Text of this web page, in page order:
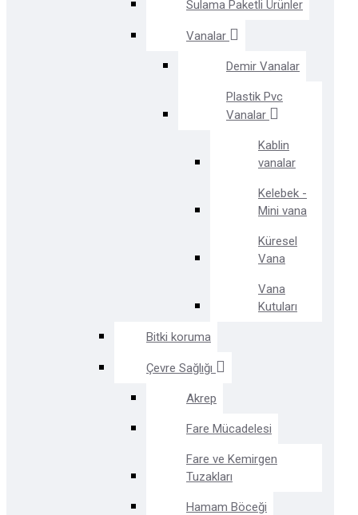
Sulama Paketli Ürünler
Vanalar
Demir Vanalar
Plastik Pvc
Vanalar
Kablin
vanalar
Kelebek -
Mini vana
Küresel
Vana
Vana
Kutuları
Bitki koruma
Çevre Sağlığı
Akrep
Fare Mücadelesi
Fare ve Kemirgen
Tuzakları
Hamam Böceği